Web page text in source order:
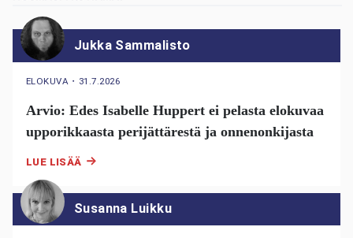
Jukka Sammalisto
ELOKUVA ・ 31.7.2026
Arvio: Edes Isabelle Huppert ei pelasta elokuvaa
upporikkaasta perijättärestä ja onnenonkijasta
LUE LISÄÄ
Susanna Luikku